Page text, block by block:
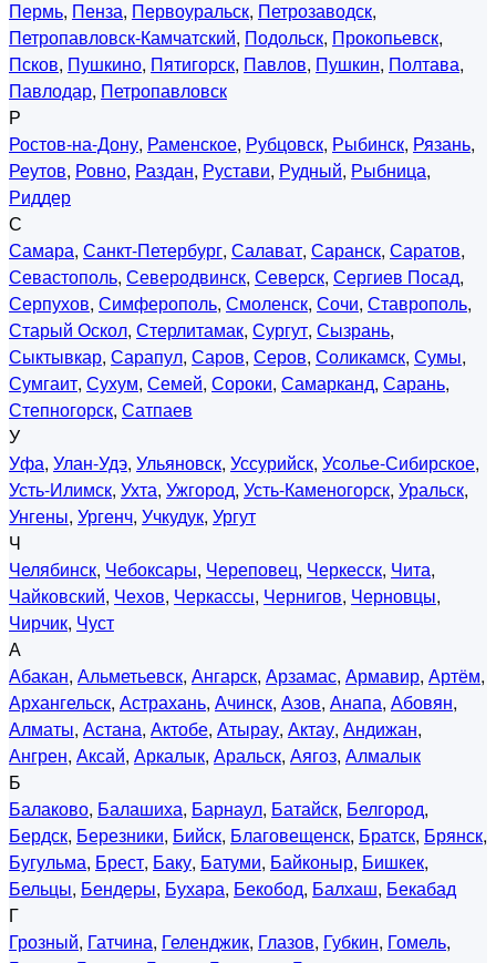
Пермь, Пенза, Первоуральск, Петрозаводск,
Петропавловск-Камчатский, Подольск, Прокопьевск,
Псков, Пушкино, Пятигорск, Павлов, Пушкин, Полтава,
Павлодар, Петропавловск
Р
Ростов-на-Дону, Раменское, Рубцовск, Рыбинск, Рязань,
Реутов, Ровно, Раздан, Рустави, Рудный, Рыбница,
Риддер
С
Самара, Санкт-Петербург, Салават, Саранск, Саратов,
Севастополь, Северодвинск, Северск, Сергиев Посад,
Серпухов, Симферополь, Смоленск, Сочи, Ставрополь,
Старый Оскол, Стерлитамак, Сургут, Сызрань,
Сыктывкар, Сарапул, Саров, Серов, Соликамск, Сумы,
Сумгаит, Сухум, Семей, Сороки, Самарканд, Сарань,
Степногорск, Сатпаев
У
Уфа, Улан-Удэ, Ульяновск, Уссурийск, Усолье-Сибирское,
Усть-Илимск, Ухта, Ужгород, Усть-Каменогорск, Уральск,
Унгены, Ургенч, Учкудук, Ургут
Ч
Челябинск, Чебоксары, Череповец, Черкесск, Чита,
Чайковский, Чехов, Черкассы, Чернигов, Черновцы,
Чирчик, Чуст
А
Абакан, Альметьевск, Ангарск, Арзамас, Армавир, Артём,
Архангельск, Астрахань, Ачинск, Азов, Анапа, Абовян,
Алматы, Астана, Актобе, Атырау, Актау, Андижан,
Ангрен, Аксай, Аркалык, Аральск, Аягоз, Алмалык
Б
Балаково, Балашиха, Барнаул, Батайск, Белгород,
Бердск, Березники, Бийск, Благовещенск, Братск, Брянск,
Бугульма, Брест, Баку, Батуми, Байконыр, Бишкек,
Бельцы, Бендеры, Бухара, Бекобод, Балхаш, Бекабад
Г
Грозный, Гатчина, Геленджик, Глазов, Губкин, Гомель,